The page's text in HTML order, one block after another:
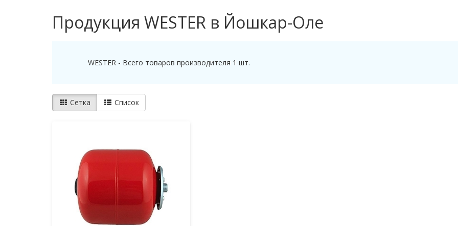
Продукция WESTER в Йошкар-Оле
WESTER - Всего товаров производителя 1 шт.
Сетка Список